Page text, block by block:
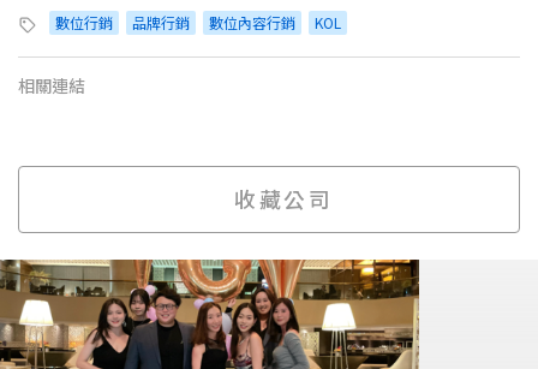
數位行銷 品牌行銷 數位內容行銷 KOL
相關連結
收藏公司